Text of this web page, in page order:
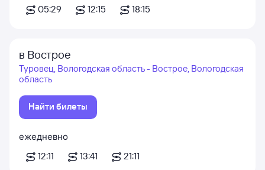
05:29
12:15 18:15
в Вострое
Туровец, Вологодская область - Вострое, Вологодская
область
Найти билеты
ежедневно
12:11
13:41 21:11